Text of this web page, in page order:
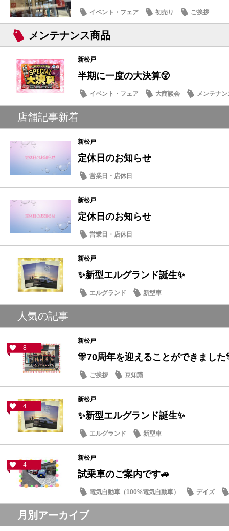
イベント・フェア 初売り ご挨拶
メンテナンス商品
新松戸
半期に一度の大決算😲
イベント・フェア 大商談会 メンテナ
店舗記事新着
新松戸
定休日のお知らせ
営業日・店休日
新松戸
定休日のお知らせ
営業日・店休日
新松戸
✨新型エルグランド誕生✨
エルグランド 新型車
人気の記事
8
新松戸
🎊70周年を迎えることができました
ご挨拶 豆知識
4
新松戸
✨新型エルグランド誕生✨
エルグランド 新型車
4
新松戸
試乗車のご案内です🚙
電気自動車（100%電気自動車）
デイズ
試乗車・展示車
月別アーカイブ